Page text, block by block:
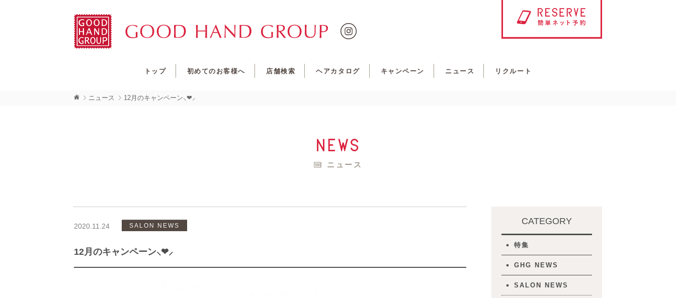
トップ 初めてのお客様へ 店舗検索 ヘアカタログ キャンペーン ニュース リクルート
ニュース 12月のキャンペーン⸜❤︎⸝‍
news
ニュース
2020.11.24 SALON NEWS
12月のキャンペーン⸜❤︎⸝‍
CATEGORY
特集
GHG NEWS
SALON NEWS